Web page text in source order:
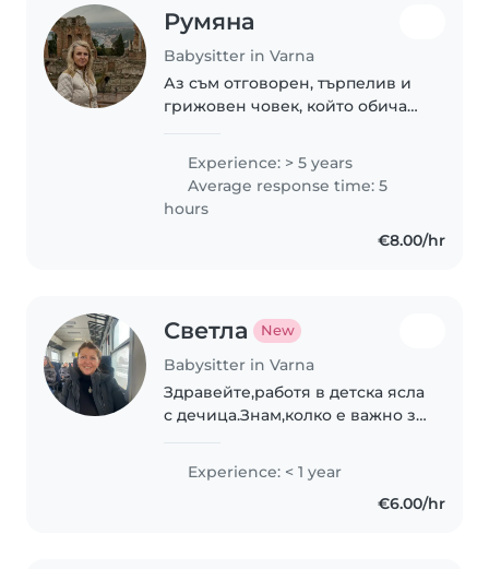
Румяна
Babysitter in Varna
Аз съм отговорен, търпелив и
грижовен човек, който обича
важно всяко дете да се чувства
спокойно, сигурно и
обгрижено. Подхождам с
внимание към
Experience: > 5 years
Average response time: 5
hours
€8.00/hr
Светла New
Babysitter in Varna
Здравейте,работя в детска ясла
с дечица.Знам,колко е важно за
бъдат гушнати и да им бъде
забавно.Ще се радвам да имам
възможността да дам тази
Experience: < 1 year
€6.00/hr